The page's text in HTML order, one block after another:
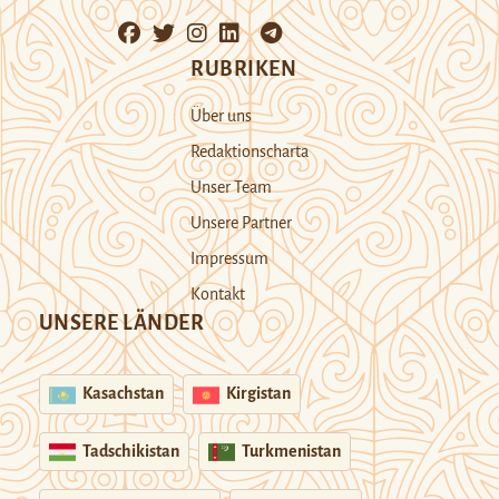
RUBRIKEN
Über uns
Redaktionscharta
Unser Team
Unsere Partner
Impressum
Kontakt
UNSERE LÄNDER
Kasachstan Kirgistan
Tadschikistan Turkmenistan